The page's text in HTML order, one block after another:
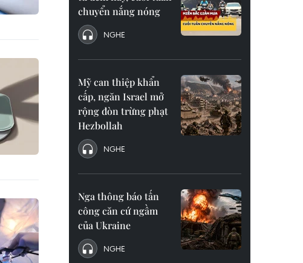
chuyển nắng nóng
NGHE
Mỹ can thiệp khẩn
cấp, ngăn Israel mở
rộng đòn trừng phạt
Hezbollah
NGHE
Nga thông báo tấn
công căn cứ ngầm
của Ukraine
NGHE